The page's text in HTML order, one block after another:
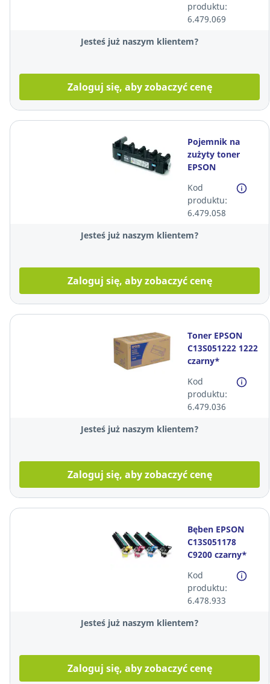
produktu:
6.479.069
Jesteś już naszym klientem?
Zaloguj się, aby zobaczyć cenę
Pojemnik na
zużyty toner
EPSON
36000 stron*
Kod
produktu:
6.479.058
Jesteś już naszym klientem?
Zaloguj się, aby zobaczyć cenę
Toner EPSON
C13S051222 1222
czarny*
Kod
produktu:
6.479.036
Jesteś już naszym klientem?
Zaloguj się, aby zobaczyć cenę
Bęben EPSON
C13S051178
C9200 czarny*
Kod
produktu:
6.478.933
Jesteś już naszym klientem?
Zaloguj się, aby zobaczyć cenę